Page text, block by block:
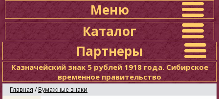
Меню
Каталог
Партнеры
Казначейский знак 5 рублей 1918 года. Сибирское
временное правительство
Главная / Бумажные знаки